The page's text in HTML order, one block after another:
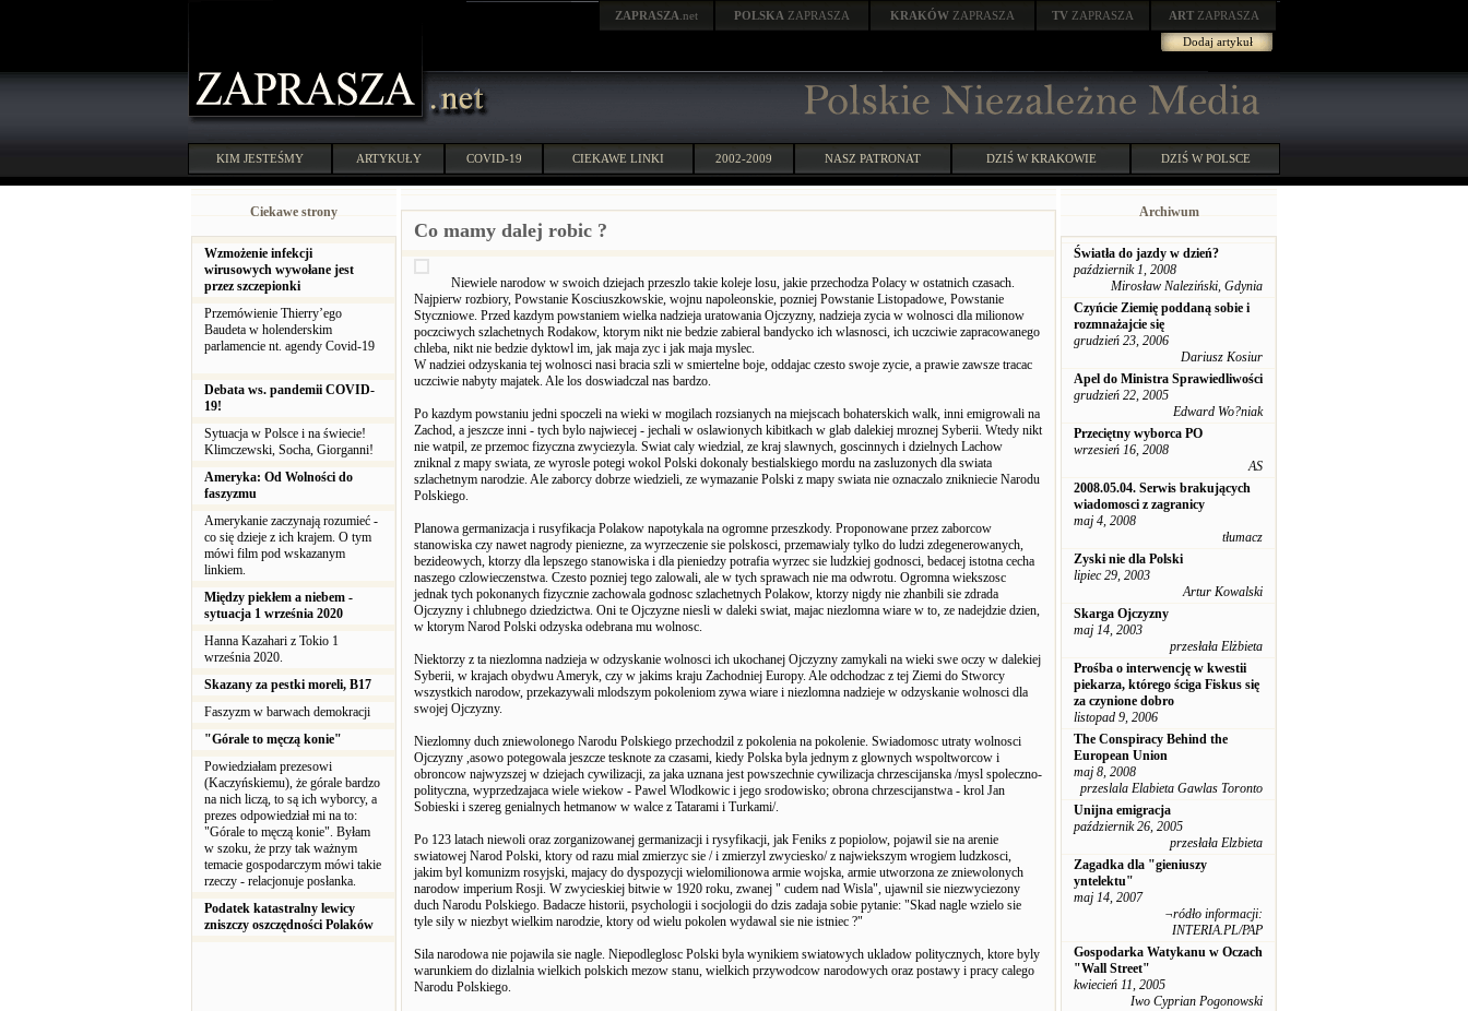
ZAPRASZA .net POLSKA ZAPRASZA KRAKÓW ZAPRASZA TV ZAPRASZA ART ZAPRASZA
Dodaj artykuł
KIM JESTEŚMY ARTYKUŁY COVID-19 CIEKAWE LINKI 2002-2009 NASZ PATRONAT DZIŚ W KRAKOWIE DZIŚ W POLSCE
Ciekawe strony
Wzmożenie infekcji
wirusowych wywołane jest
przez szczepionki
Przemówienie Thierry’ego
Baudeta w holenderskim
parlamencie nt. agendy Covid-19
Debata ws. pandemii COVID-
19!
Sytuacja w Polsce i na świecie!
Klimczewski, Socha, Giorganni!
Ameryka: Od Wolności do
faszyzmu
Amerykanie zaczynają rozumieć -
co się dzieje z ich krajem. O tym
mówi film pod wskazanym
linkiem.
Między piekłem a niebem -
sytuacja 1 września 2020
Hanna Kazahari z Tokio 1
września 2020.
Skazany za pestki moreli, B17
Faszyzm w barwach demokracji
"Górale to męczą konie"
Powiedziałam prezesowi
(Kaczyńskiemu), że górale bardzo
na nich liczą, to są ich wyborcy, a
prezes odpowiedział mi na to:
"Górale to męczą konie". Byłam
w szoku, że przy tak ważnym
temacie gospodarczym mówi takie
rzeczy - relacjonuje posłanka.
Podatek katastralny lewicy
zniszczy oszczędności Polaków
Co mamy dalej robic ?
Niewiele narodow w swoich dziejach przeszlo takie koleje losu, jakie przechodza Polacy w ostatnich czasach.
Najpierw rozbiory, Powstanie Kosciuszkowskie, wojnu napoleonskie, pozniej Powstanie Listopadowe, Powstanie
Styczniowe. Przed kazdym powstaniem wielka nadzieja uratowania Ojczyzny, nadzieja zycia w wolnosci dla milionow
poczciwych szlachetnych Rodakow, ktorym nikt nie bedzie zabieral bandycko ich wlasnosci, ich uczciwie zapracowanego
chleba, nikt nie bedzie dyktowl im, jak maja zyc i jak maja myslec.
W nadziei odzyskania tej wolnosci nasi bracia szli w smiertelne boje, oddajac czesto swoje zycie, a prawie zawsze tracac
uczciwie nabyty majatek. Ale los doswiadczal nas bardzo.
Po kazdym powstaniu jedni spoczeli na wieki w mogilach rozsianych na miejscach bohaterskich walk, inni emigrowali na
Zachod, a jeszcze inni - tych bylo najwiecej - jechali w oslawionych kibitkach w glab dalekiej mroznej Syberii. Wtedy nikt
nie watpil, ze przemoc fizyczna zwyciezyla. Swiat caly wiedzial, ze kraj slawnych, goscinnych i dzielnych Lachow
zniknal z mapy swiata, ze wyrosle potegi wokol Polski dokonaly bestialskiego mordu na zasluzonych dla swiata
szlachetnym narodzie. Ale zaborcy dobrze wiedzieli, ze wymazanie Polski z mapy swiata nie oznaczalo znikniecie Narodu
Polskiego.
Planowa germanizacja i rusyfikacja Polakow napotykala na ogromne przeszkody. Proponowane przez zaborcow
stanowiska czy nawet nagrody pieniezne, za wyrzeczenie sie polskosci, przemawialy tylko do ludzi zdegenerowanych,
bezideowych, ktorzy dla lepszego stanowiska i dla pieniedzy potrafia wyrzec sie ludzkiej godnosci, bedacej istotna cecha
naszego czlowieczenstwa. Czesto pozniej tego zalowali, ale w tych sprawach nie ma odwrotu. Ogromna wiekszosc
jednak tych pokonanych fizycznie zachowala godnosc szlachetnych Polakow, ktorzy nigdy nie zhanbili sie zdrada
Ojczyzny i chlubnego dziedzictwa. Oni te Ojczyzne niesli w daleki swiat, majac niezlomna wiare w to, ze nadejdzie dzien,
w ktorym Narod Polski odzyska odebrana mu wolnosc.
Niektorzy z ta niezlomna nadzieja w odzyskanie wolnosci ich ukochanej Ojczyzny zamykali na wieki swe oczy w dalekiej
Syberii, w krajach obydwu Ameryk, czy w jakims kraju Zachodniej Europy. Ale odchodzac z tej Ziemi do Stworcy
wszystkich narodow, przekazywali mlodszym pokoleniom zywa wiare i niezlomna nadzieje w odzyskanie wolnosci dla
swojej Ojczyzny.
Niezlomny duch zniewolonego Narodu Polskiego przechodzil z pokolenia na pokolenie. Swiadomosc utraty wolnosci
Ojczyzny ,asowo potegowala jeszcze tesknote za czasami, kiedy Polska byla jednym z glownych wspoltworcow i
obroncow najwyzszej w dziejach cywilizacji, za jaka uznana jest powszechnie cywilizacja chrzescijanska /mysl spoleczno-
polityczna, wyprzedzajaca wiele wiekow - Pawel Wlodkowic i jego srodowisko; obrona chrzescijanstwa - krol Jan
Sobieski i szereg genialnych hetmanow w walce z Tatarami i Turkami/.
Po 123 latach niewoli oraz zorganizowanej germanizacji i rysyfikacji, jak Feniks z popiolow, pojawil sie na arenie
swiatowej Narod Polski, ktory od razu mial zmierzyc sie / i zmierzyl zwyciesko/ z najwiekszym wrogiem ludzkosci,
jakim byl komunizm rosyjski, majacy do dyspozycji wielomilionowa armie wojska, armie utworzona ze zniewolonych
narodow imperium Rosji. W zwycieskiej bitwie w 1920 roku, zwanej " cudem nad Wisla", ujawnil sie niezwyciezony
duch Narodu Polskiego. Badacze historii, psychologii i socjologii do dzis zadaja sobie pytanie: "Skad nagle wzielo sie
tyle sily w niezbyt wielkim narodzie, ktory od wielu pokolen wydawal sie nie istniec ?"
Sila narodowa nie pojawila sie nagle. Niepodleglosc Polski byla wynikiem swiatowych ukladow politycznych, ktore byly
warunkiem do dizlalnia wielkich polskich mezow stanu, wielkich przywodcow narodowych oraz postawy i pracy calego
Narodu Polskiego.
Archiwum
Światła do jazdy w dzień?
październik 1, 2008
Mirosław Naleziński, Gdynia
Czyńcie Ziemię poddaną sobie i
rozmnażajcie się
grudzień 23, 2006
Dariusz Kosiur
Apel do Ministra Sprawiedliwości
grudzień 22, 2005
Edward Wo?niak
Przeciętny wyborca PO
wrzesień 16, 2008
AS
2008.05.04. Serwis brakujących
wiadomosci z zagranicy
maj 4, 2008
tłumacz
Zyski nie dla Polski
lipiec 29, 2003
Artur Kowalski
Skarga Ojczyzny
maj 14, 2003
przesłała Elżbieta
Prośba o interwencję w kwestii
piekarza, którego ściga Fiskus się
za czynione dobro
listopad 9, 2006
The Conspiracy Behind the
European Union
maj 8, 2008
przeslala Elabieta Gawlas Toronto
Unijna emigracja
październik 26, 2005
przesłała Elzbieta
Zagadka dla "gieniuszy
yntelektu"
maj 14, 2007
¬ródło informacji:
INTERIA.PL/PAP
Gospodarka Watykanu w Oczach
"Wall Street"
kwiecień 11, 2005
Iwo Cyprian Pogonowski